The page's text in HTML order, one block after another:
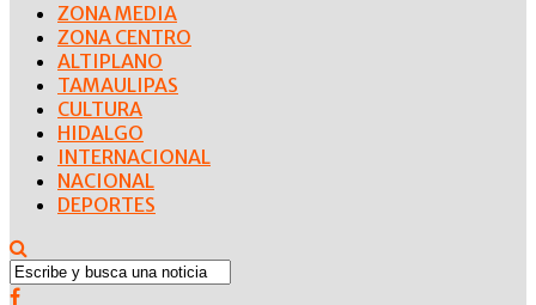
ZONA MEDIA
ZONA CENTRO
ALTIPLANO
TAMAULIPAS
CULTURA
HIDALGO
INTERNACIONAL
NACIONAL
DEPORTES